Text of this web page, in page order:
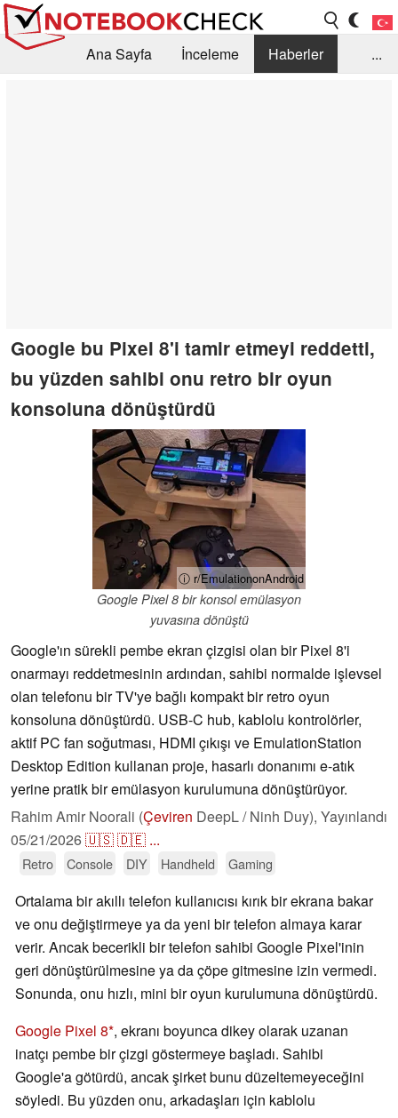
Ana Sayfa İnceleme
Haberler
...
Google bu Pixel 8'i tamir etmeyi reddetti,
bu yüzden sahibi onu retro bir oyun
konsoluna dönüştürdü
ⓘ r/EmulationonAndroid
Google Pixel 8 bir konsol emülasyon
yuvasına dönüştü
Google'ın sürekli pembe ekran çizgisi olan bir Pixel 8'i
onarmayı reddetmesinin ardından, sahibi normalde işlevsel
olan telefonu bir TV'ye bağlı kompakt bir retro oyun
konsoluna dönüştürdü. USB-C hub, kablolu kontrolörler,
aktif PC fan soğutması, HDMI çıkışı ve EmulationStation
Desktop Edition kullanan proje, hasarlı donanımı e-atık
yerine pratik bir emülasyon kurulumuna dönüştürüyor.
Rahim Amir Noorali (Çeviren DeepL / Ninh Duy), Yayınlandı
05/21/2026🇺🇸🇩🇪 ...
Retro Console DIY Handheld Gaming
Ortalama bir akıllı telefon kullanıcısı kırık bir ekrana bakar
ve onu değiştirmeye ya da yeni bir telefon almaya karar
verir. Ancak becerikli bir telefon sahibi Google Pixel'inin
geri dönüştürülmesine ya da çöpe gitmesine izin vermedi.
Sonunda, onu hızlı, mini bir oyun kurulumuna dönüştürdü.
Google Pixel 8 , ekranı boyunca dikey olarak uzanan
inatçı pembe bir çizgi göstermeye başladı. Sahibi
Google'a götürdü, ancak şirket bunu düzeltemeyeceğini
söyledi. Bu yüzden onu, arkadaşları için kablolu